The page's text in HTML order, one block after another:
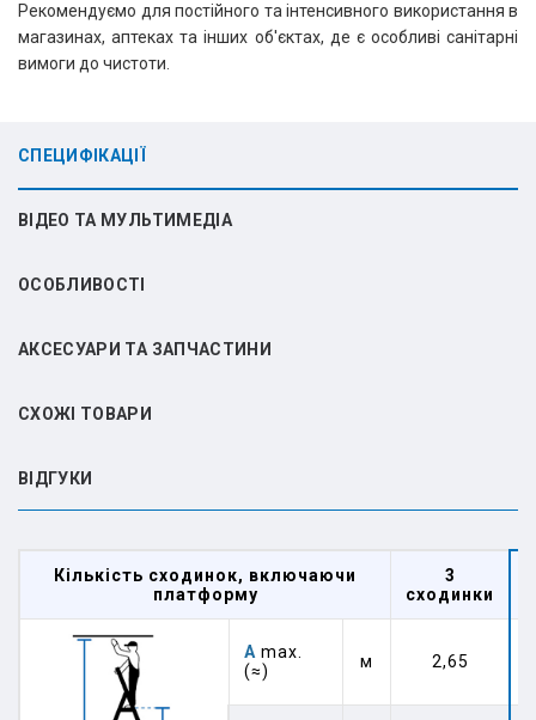
Рекомендуємо для постійного та інтенсивного використання в
магазинах, аптеках та інших об'єктах, де є особливі санітарні
вимоги до чистоти.
СПЕЦИФІКАЦІЇ
ВІДЕО ТА МУЛЬТИМЕДІА
ОСОБЛИВОСТІ
АКСЕСУАРИ ТА ЗАПЧАСТИНИ
СХОЖІ ТОВАРИ
ВIДГУКИ
Кількість сходинок, включаючи
платформу
3
сходинки
А max.
(≈)
м 2,65